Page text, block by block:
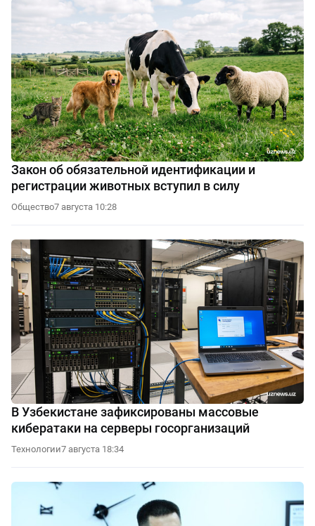
Закон об обязательной идентификации и
регистрации животных вступил в силу
Общество7 августа 10:28
В Узбекистане зафиксированы массовые
кибератаки на серверы госорганизаций
Технологии7 августа 18:34